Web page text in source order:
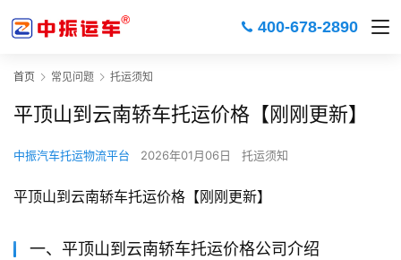
400-678-2890
首页 常见问题 托运须知
平顶山到云南轿车托运价格【刚刚更新】
中振汽车托运物流平台 2026年01月06日 托运须知
平顶山到云南轿车托运价格【刚刚更新】
一、平顶山到云南轿车托运价格公司介绍